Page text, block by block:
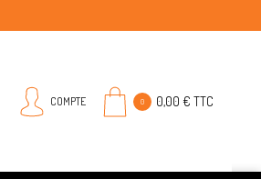
COMPTE 0 0,00 € TTC